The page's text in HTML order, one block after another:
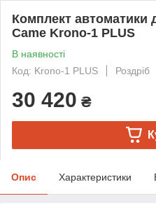
Комплект автоматики
Came Krono-1 PLUS
В наявності
Код: Krono-1 PLUS
Роздріб
30 420 ₴
Опис Характеристики